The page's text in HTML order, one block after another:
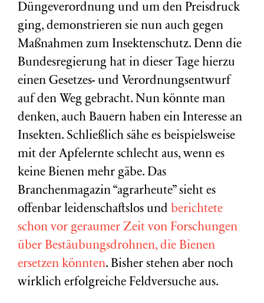
Düngeverordnung und um den Preisdruck
ging, demonstrieren sie nun auch gegen
Maßnahmen zum Insektenschutz. Denn die
Bundesregierung hat in dieser Tage hierzu
einen Gesetzes- und Verordnungsentwurf
auf den Weg gebracht. Nun könnte man
denken, auch Bauern haben ein Interesse an
Insekten. Schließlich sähe es beispielsweise
mit der Apfelernte schlecht aus, wenn es
keine Bienen mehr gäbe. Das
Branchenmagazin “agrarheute” sieht es
offenbar leidenschaftslos und berichtete
schon vor geraumer Zeit von Forschungen
über Bestäubungsdrohnen, die Bienen
ersetzen könnten. Bisher stehen aber noch
wirklich erfolgreiche Feldversuche aus.